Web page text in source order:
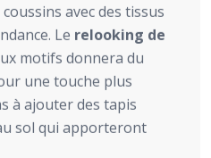
avec des tissus
Le relooking de
motifs donnera du
une touche plus
à ajouter des tapis
sol qui apporteront